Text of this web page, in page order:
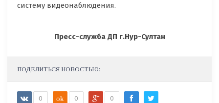
систему видеонаблюдения.
Пресс-служба ДП г.Нур-Султан
ПОДЕЛИТЬСЯ НОВОСТЬЮ:
0 ok 0 0